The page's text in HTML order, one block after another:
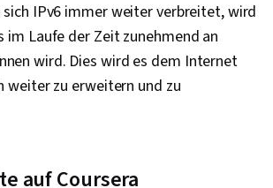
IPv6 immer weiter verbreitet, wird
im Laufe der Zeit zunehmend an
wird. Dies wird es dem Internet
weiter zu erweitern und zu
auf Coursera